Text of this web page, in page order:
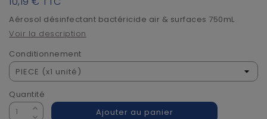
Aérosol désinfectant bactéricide air & surfaces 750mL
Voir la description
Conditionnement
Quantité
Ajouter au panier